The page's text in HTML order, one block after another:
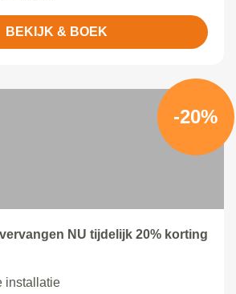
BEKIJK & BOEK
-20%
NU tijdelijk 20% korting
installatie